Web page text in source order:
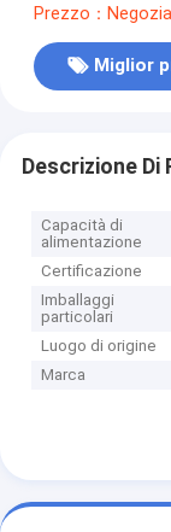
Prezzo：
Miglior
Descrizione Di
Capacità di
alimentazione
Certificazione
Imballaggi
particolari
Luogo di origine
Marca